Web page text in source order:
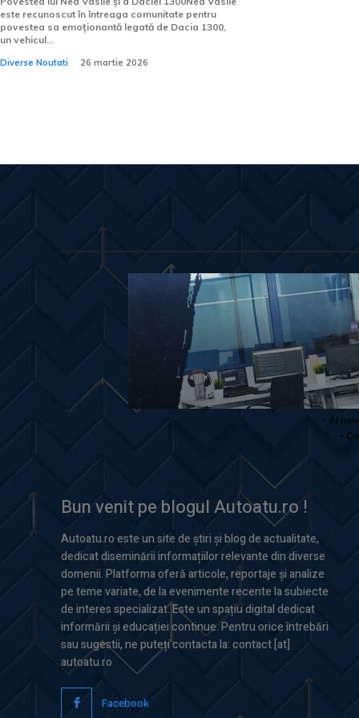
este recunoscut în întreaga comunitate pentru
povestea sa emoționantă legată de Dacia 1300,
un vehicul...
Diverse Noutati 26 martie 2026
- Ai
-
Bun venit pe blogul Autoatu.ro !
Autoatu.ro este un site de știri și blog de actualitate,
dedicat diseminării informațiilor relevante din diverse
domenii. Platforma oferă articole, reportaje și analize
pe teme variate, de la evenimente recente la subiecte
de interes specializat. Este un spațiu digital dedicat
informării și educației continue. Pentru orice întrebări
sau sugestii, ne puteți contacta la: contact [at]
autoatu.ro
Facebook